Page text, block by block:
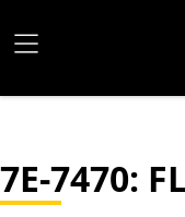
7E-7470: